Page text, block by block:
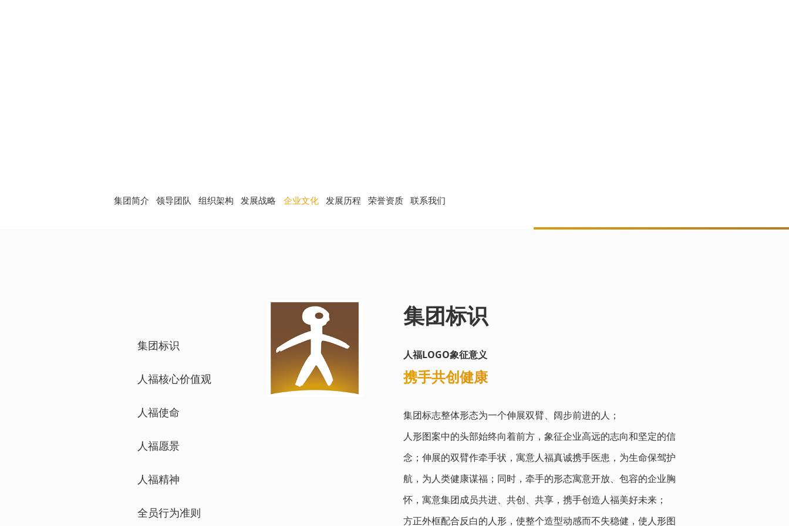
集团简介 领导团队 组织架构 发展战略 企业文化 发展历程 荣誉资质 联系我们
集团标识
人福核心价值观
人福使命
人福愿景
人福精神
全员行为准则
集团标识
人福LOGO象征意义
携手共创健康
集团标志整体形态为一个伸展双臂、阔步前进的人；
人形图案中的头部始终向着前方，象征企业高远的志向和坚定的信
念；伸展的双臂作牵手状，寓意人福真诚携手医患，为生命保驾护
航，为人类健康谋福；同时，牵手的形态寓意开放、包容的企业胸
怀，寓意集团成员共进、共创、共享，携手创造人福美好未来；
方正外框配合反白的人形，使整个造型动感而不失稳健，使人形图